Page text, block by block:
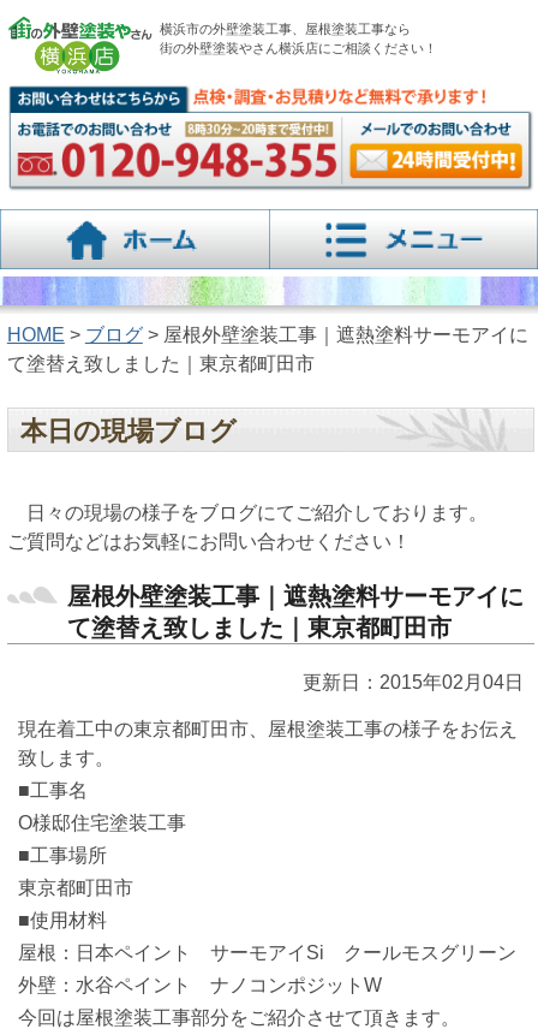
横浜市の外壁塗装工事、屋根塗装工事なら
街の外壁塗装やさん横浜店にご相談ください！
HOME > ブログ> 屋根外壁塗装工事｜遮熱塗料サーモアイに
て塗替え致しました｜東京都町田市
本日の現場ブログ
日々の現場の様子をブログにてご紹介しております。
ご質問などはお気軽にお問い合わせください！
屋根外壁塗装工事｜遮熱塗料サーモアイに
て塗替え致しました｜東京都町田市
更新日：2015年02月04日
現在着工中の東京都町田市、屋根塗装工事の様子をお伝え
致します。
■工事名
O様邸住宅塗装工事
■工事場所
東京都町田市
■使用材料
屋根：日本ペイント サーモアイSi クールモスグリーン
外壁：水谷ペイント ナノコンポジットW
今回は屋根塗装工事部分をご紹介させて頂きます。